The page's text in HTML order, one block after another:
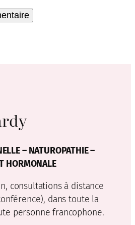
– NATUROPATHIE –
HORMONALE
consultations à distance
dans toute la
personne francophone.